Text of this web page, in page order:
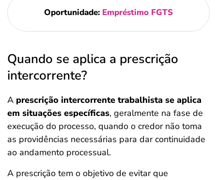
Oportunidade: Empréstimo FGTS
Quando se aplica a prescrição
intercorrente?
A prescrição intercorrente trabalhista se aplica
em situações específicas, geralmente na fase de
execução do processo, quando o credor não toma
as providências necessárias para dar continuidade
ao andamento processual.
A prescrição tem o objetivo de evitar que